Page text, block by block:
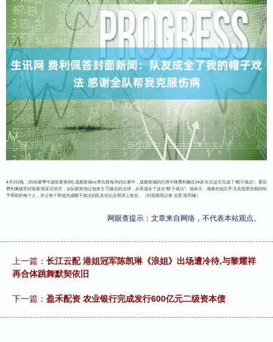
4月3日晚，2026赛季中超联赛第4轮成都蓉城vs青岛西海岸的比赛中，成都蓉城的巴西中锋费利佩在34岁生日这天完成了“帽子戏法”。赛后
费利佩接受封面新闻采访坦言，全队默契地让他来主罚最后的点球，从而成全了这次“帽子戏法”。他表示，感谢在他左手无名指受伤期间给
予帮助的每个人，并让每个帮他完成帽子戏法的队友在纪念用球上签名。（封面新闻记者 吉星 陈羽啸）
网眼查提示：文章来自网络，不代表本站观点。
上一篇： 长江云配 港姐冠军陈凯琳《浪姐》出场遭冷待,与黎耀祥
再合体跳舞默契依旧
下一篇： 盈禾配资 农业银行完成发行600亿元二级资本债